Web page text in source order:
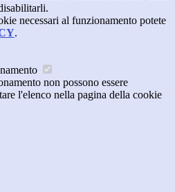
necessari al funzionamento potete
.
non possono essere
l'elenco nella pagina della cookie